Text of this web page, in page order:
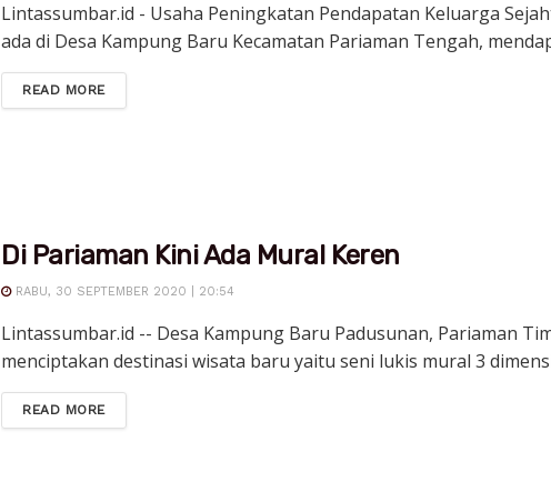
Lintassumbar.id - Usaha Peningkatan Pendapatan Keluarga
ada di Desa Kampung Baru Kecamatan Pariaman Tengah,
READ MOREDETAILS
Di Pariaman Kini Ada Mural Keren
RABU, 30 SEPTEMBER 2020 | 20:54
Lintassumbar.id -- Desa Kampung Baru Padusunan, Pariaman
menciptakan destinasi wisata baru yaitu seni lukis mural 3
READ MOREDETAILS